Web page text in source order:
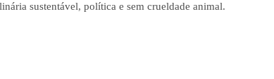
sustentável, política e sem crueldade animal.